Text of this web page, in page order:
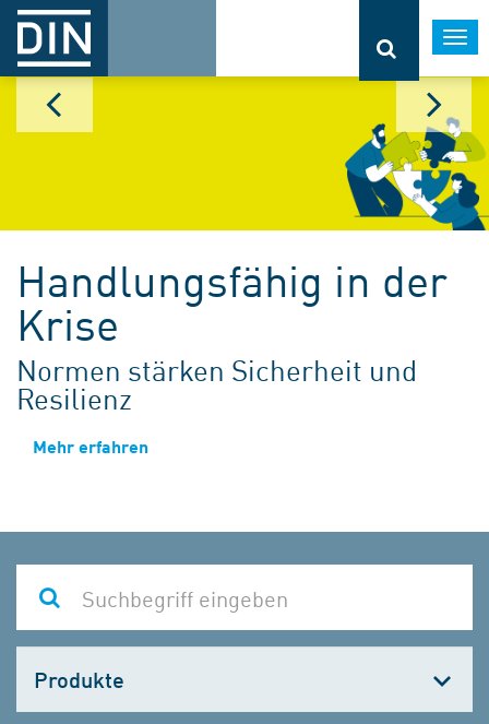
Handlungsfähig in der
Krise
Normen stärken Sicherheit und
Resilienz
Mehr erfahren
wählen